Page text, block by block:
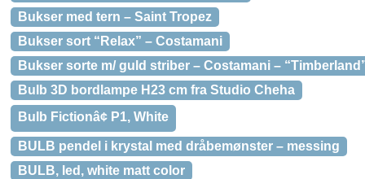
Bukser med tern – Saint Tropez
Bukser sort “Relax” – Costamani
Bukser sorte m/ guld striber – Costamani –
Bulb 3D bordlampe H23 cm fra Studio Cheha
Bulb Fictionâ¢ P1, White
BULB pendel i krystal med dråbemønster – messing
BULB, led, white matt color